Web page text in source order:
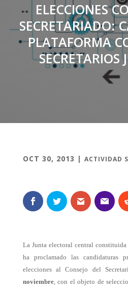
ELECCIONES
SECRETARIADO:
PLATAFORMA
SECRETARIOS
OCT 30, 2013 | ACTIVIDAD
La Junta electoral central
ha proclamado las candidaturas
elecciones al Consejo del
noviembre, con el objeto de